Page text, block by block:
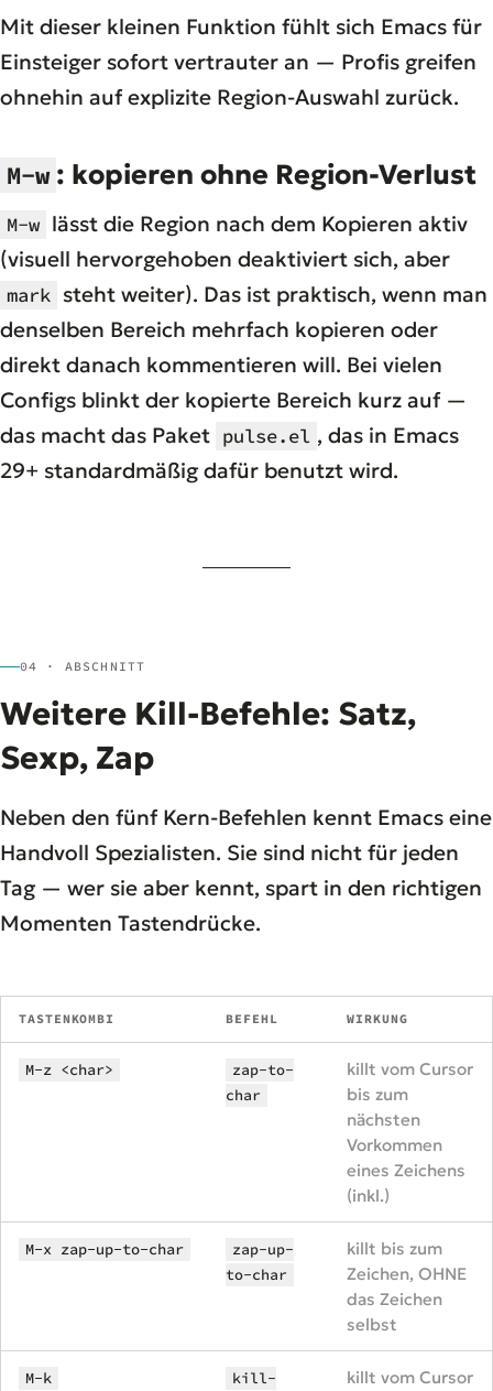
Mit dieser kleinen Funktion fühlt sich Emacs für
Einsteiger sofort vertrauter an — Profis greifen
ohnehin auf explizite Region-Auswahl zurück.
M-w : kopieren ohne Region-Verlust
M-w lässt die Region nach dem Kopieren aktiv
(visuell hervorgehoben deaktiviert sich, aber
mark steht weiter). Das ist praktisch, wenn man
denselben Bereich mehrfach kopieren oder
direkt danach kommentieren will. Bei vielen
Configs blinkt der kopierte Bereich kurz auf —
das macht das Paket pulse.el , das in Emacs
29+ standardmäßig dafür benutzt wird.
04 · ABSCHNITT
Weitere Kill-Befehle: Satz,
Sexp, Zap
Neben den fünf Kern-Befehlen kennt Emacs eine
Handvoll Spezialisten. Sie sind nicht für jeden
Tag — wer sie aber kennt, spart in den richtigen
Momenten Tastendrücke.
TASTENKOMBI BEFEHL WIRKUNG
M-z <char>
zap-to-
char
killt vom Cursor
bis zum
nächsten
Vorkommen
eines Zeichens
(inkl.)
M-x zap-up-to-char
zap-up-
to-char
killt bis zum
Zeichen, OHNE
das Zeichen
selbst
M-k
kill-
killt vom Cursor